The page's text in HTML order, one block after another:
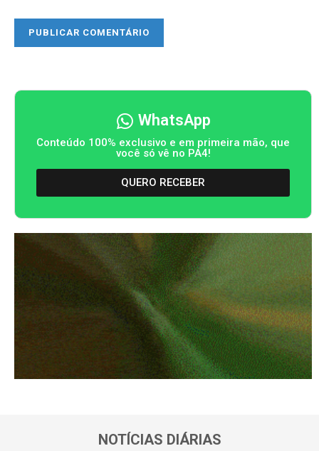
WhatsApp
Conteúdo 100% exclusivo e em primeira mão, que
você só vê no PA4!
QUERO RECEBER
NOTÍCIAS DIÁRIAS